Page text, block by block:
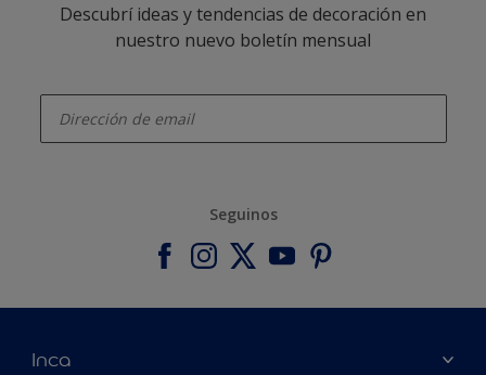
Descubrí ideas y tendencias de decoración en
nuestro nuevo boletín mensual
Seguinos
Inca